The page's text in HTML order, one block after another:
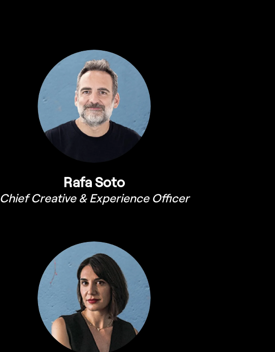
Rafa Soto
Chief Creative & Experience Officer